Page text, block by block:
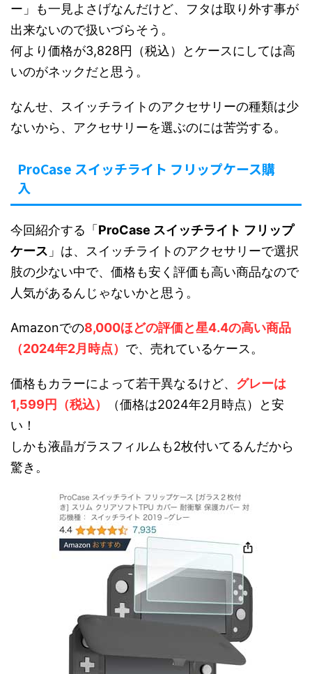
ー」も一見よさげなんだけど、フタは取り外す事が
出来ないので扱いづらそう。
何より価格が3,828円（税込）とケースにしては高
いのがネックだと思う。
なんせ、スイッチライトのアクセサリーの種類は少
ないから、アクセサリーを選ぶのには苦労する。
ProCase スイッチライト フリップケース購
入
今回紹介する「 ProCase スイッチライト フリップ
ケース 」は、スイッチライトのアクセサリーで選択
肢の少ない中で、価格も安く評価も高い商品なので
人気があるんじゃないかと思う。
Amazonでの8,000ほどの評価と星4.4の高い商品
（2024年2月時点） で、売れているケース。
価格もカラーによって若干異なるけど、 グレーは
1,599円（税込）
（価格は2024年2月時点）と安
い！
しかも液晶ガラスフィルムも2枚付いてるんだから
驚き。